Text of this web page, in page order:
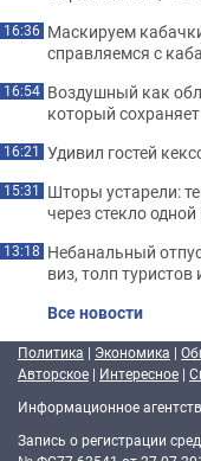
16:36 Маскируем
справляемся с
16:54 Воздушный как
который
16:21 Удивил гостей
15:31 Шторы устарели:
через стекло
13:18 Небанальный
виз, толп
Все новости
Политика | Экономика |
Авторское | Интересное |
Информационное
Запись о регистрации